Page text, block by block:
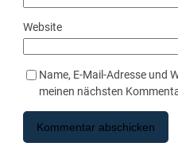
Website
Name, E-Mail-Adresse und
meinen nächsten